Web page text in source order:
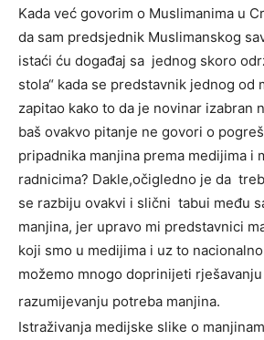
Kada već govorim o Muslimanima u
da sam predsjednik Muslimanskog
istaći ću događaj sa jednog skoro
stola“ kada se predstavnik jednog od
zapitao kako to da je novinar izabran
baš ovakvo pitanje ne govori o
pripadnika manjina prema medijima i
radnicima? Dakle,očigledno je da
se razbiju ovakvi i slični tabui među
manjina, jer upravo mi predstavnici
koji smo u medijima i uz to nacionalno
možemo mnogo doprinijeti
razumijevanju potreba manjina.
Istraživanja medijske slike o